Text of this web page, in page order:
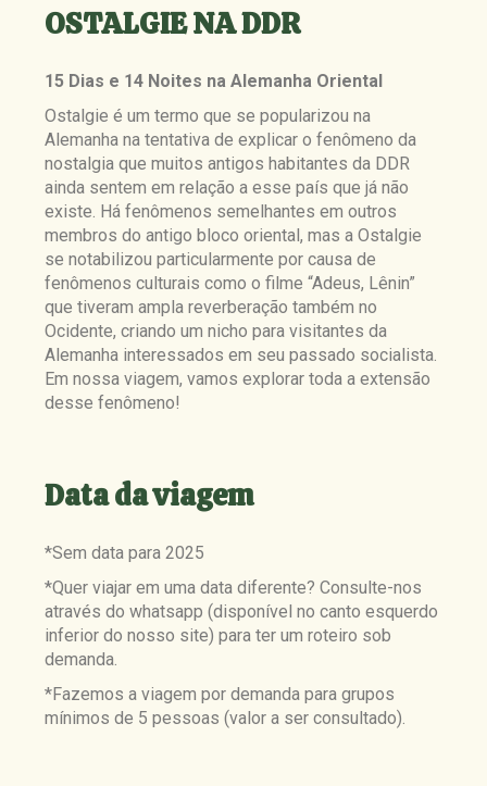
OSTALGIE NA DDR
15 Dias e 14 Noites na Alemanha Oriental
Ostalgie é um termo que se popularizou na
Alemanha na tentativa de explicar o fenômeno da
nostalgia que muitos antigos habitantes da DDR
ainda sentem em relação a esse país que já não
existe. Há fenômenos semelhantes em outros
membros do antigo bloco oriental, mas a Ostalgie
se notabilizou particularmente por causa de
fenômenos culturais como o filme “Adeus, Lênin”
que tiveram ampla reverberação também no
Ocidente, criando um nicho para visitantes da
Alemanha interessados em seu passado socialista.
Em nossa viagem, vamos explorar toda a extensão
desse fenômeno!
Data da viagem
*Sem data para 2025
*Quer viajar em uma data diferente? Consulte-nos
através do whatsapp (disponível no canto esquerdo
inferior do nosso site) para ter um roteiro sob
demanda.
*Fazemos a viagem por demanda para grupos
mínimos de 5 pessoas (valor a ser consultado).